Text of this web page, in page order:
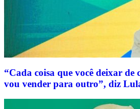
“Cada coisa que você deixar de
vou vender para outro”, diz